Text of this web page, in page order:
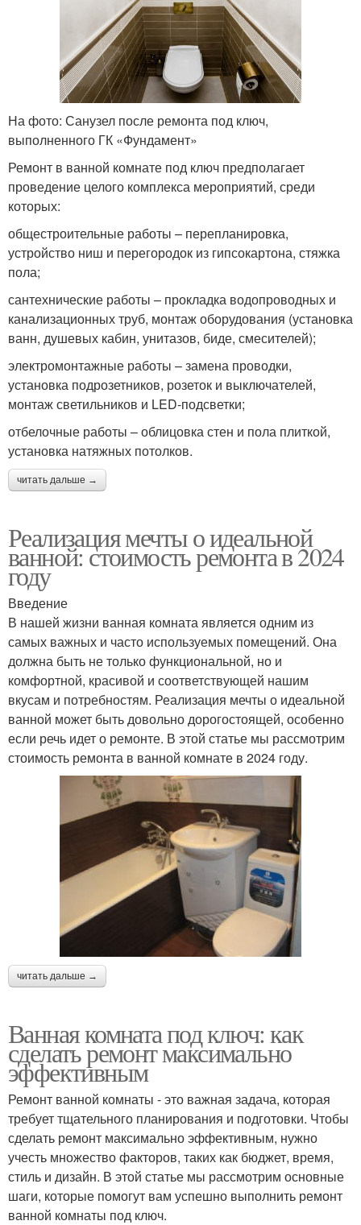
На фото: Санузел после ремонта под ключ,
выполненного ГК «Фундамент»
Ремонт в ванной комнате под ключ предполагает
проведение целого комплекса мероприятий, среди
которых:
общестроительные работы – перепланировка,
устройство ниш и перегородок из гипсокартона, стяжка
пола;
сантехнические работы – прокладка водопроводных и
канализационных труб, монтаж оборудования (установка
ванн, душевых кабин, унитазов, биде, смесителей);
электромонтажные работы – замена проводки,
установка подрозетников, розеток и выключателей,
монтаж светильников и LED-подсветки;
отбелочные работы – облицовка стен и пола плиткой,
установка натяжных потолков.
читать дальше →
Реализация мечты о идеальной
ванной: стоимость ремонта в 2024
году
Введение
В нашей жизни ванная комната является одним из
самых важных и часто используемых помещений. Она
должна быть не только функциональной, но и
комфортной, красивой и соответствующей нашим
вкусам и потребностям. Реализация мечты о идеальной
ванной может быть довольно дорогостоящей, особенно
если речь идет о ремонте. В этой статье мы рассмотрим
стоимость ремонта в ванной комнате в 2024 году.
читать дальше →
Ванная комната под ключ: как
сделать ремонт максимально
эффективным
Ремонт ванной комнаты - это важная задача, которая
требует тщательного планирования и подготовки. Чтобы
сделать ремонт максимально эффективным, нужно
учесть множество факторов, таких как бюджет, время,
стиль и дизайн. В этой статье мы рассмотрим основные
шаги, которые помогут вам успешно выполнить ремонт
ванной комнаты под ключ.